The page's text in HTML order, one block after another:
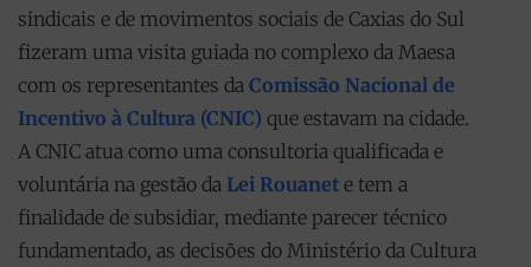
sindicais e de movimentos sociais de Caxias do Sul
fizeram uma visita guiada no complexo da Maesa
com os representantes da Comissão Nacional de
Incentivo à Cultura (CNIC) que estavam na cidade.
A CNIC atua como uma consultoria qualificada e
voluntária na gestão da Lei Rouanet e tem a
finalidade de subsidiar, mediante parecer técnico
fundamentado, as decisões do Ministério da Cultura